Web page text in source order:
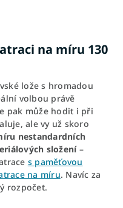
na míru 130
lože s hromadou
volbou právě
pak může hodit i při
ale vy už skoro
nestandardních
složení–
s paměťovou
na míru. Navíc za
rozpočet.